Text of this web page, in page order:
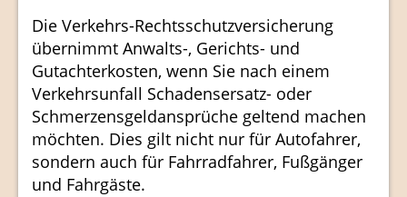
Die Verkehrs-Rechtsschutzversicherung
übernimmt Anwalts-, Gerichts- und
Gutachterkosten, wenn Sie nach einem
Verkehrsunfall Schadensersatz- oder
Schmerzensgeldansprüche geltend machen
möchten. Dies gilt nicht nur für Autofahrer,
sondern auch für Fahrradfahrer, Fußgänger
und Fahrgäste.